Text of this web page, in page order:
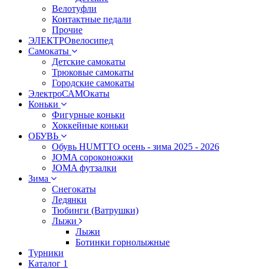
Велотуфли
Контактные педали
Прочие
ЭЛЕКТРОвелосипед
Самокаты
Детские самокаты
Трюковые самокаты
Городские самокаты
ЭлектроСАМОкаты
Коньки
Фигурные коньки
Хоккейные коньки
ОБУВЬ
Обувь HUMTTO осень - зима 2025 - 2026
JOMA сороконожки
JOMA футзалки
Зима
Снегокаты
Ледянки
Тюбинги (Ватрушки)
Лыжи
Лыжи
Ботинки горнолыжные
Турники
Каталог 1